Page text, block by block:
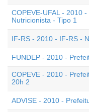
COPEVE-UFAL - 2010
Nutricionista - Tipo 1
IF-RS - 2010 - IF-RS -
FUNDEP - 2010 -
COPEVE - 2010 -
20h 2
ADVISE - 2010 -